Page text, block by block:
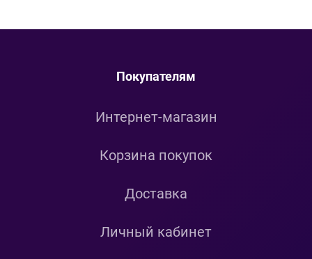
Покупателям
Интернет-магазин
Корзина покупок
Доставка
Личный кабинет